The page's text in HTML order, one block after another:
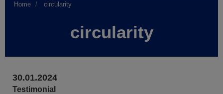
Home circularity
circularity
30.01.2024
Testimonial